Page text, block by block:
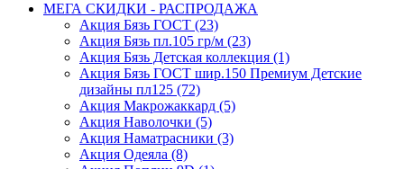
МЕГА СКИДКИ - РАСПРОДАЖА
Акция Бязь ГОСТ (23)
Акция Бязь пл.105 гр/м (23)
Акция Бязь Детская коллекция (1)
Акция Бязь ГОСТ шир.150 Премиум Детские
дизайны пл125 (72)
Акция Макрожаккард (5)
Акция Наволочки (5)
Акция Наматрасники (3)
Акция Одеяла (8)